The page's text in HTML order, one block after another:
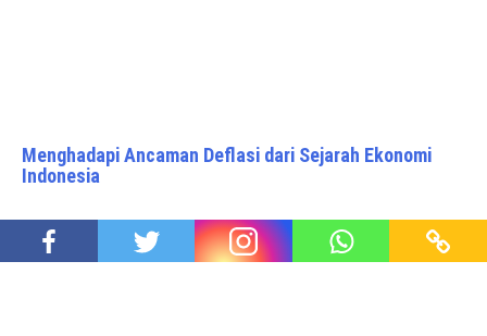
Menghadapi Ancaman Deflasi dari Sejarah Ekonomi
Indonesia